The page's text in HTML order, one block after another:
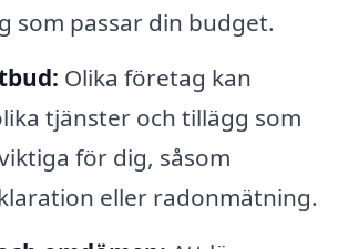
som passar din budget.
Olika företag kan
tjänster och tillägg som
för dig, såsom
eller radonmätning.